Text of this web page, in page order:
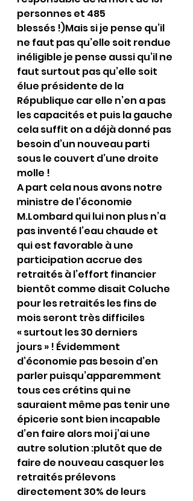
personnes et 485
blessés !)Mais si je pense qu’il
ne faut pas qu’elle soit rendue
inéligible je pense aussi qu’il ne
faut surtout pas qu’elle soit
élue présidente de la
République car elle n’en a pas
les capacités et puis la gauche
cela suffit on a déjà donné pas
besoin d’un nouveau parti
sous le couvert d’une droite
molle !
A part cela nous avons notre
ministre de l’économie
M.Lombard qui lui non plus n’a
pas inventé l’eau chaude et
qui est favorable à une
participation accrue des
retraités à l’effort financier
bientôt comme disait Coluche
pour les retraités les fins de
mois seront très difficiles
« surtout les 30 derniers
jours » ! Évidemment
d’économie pas besoin d’en
parler puisqu’apparemment
tous ces crétins qui ne
sauraient même pas tenir une
épicerie sont bien incapable
d’en faire alors moi j’ai une
autre solution :plutôt que de
faire de nouveau casquer les
retraités prélevons
directement 30% de leurs